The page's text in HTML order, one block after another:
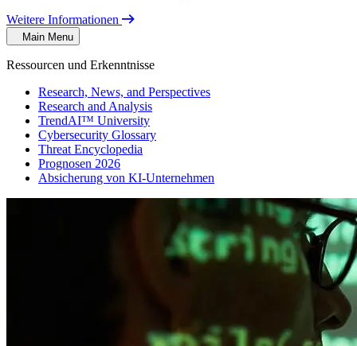
Weitere Informationen
Main Menu
Ressourcen und Erkenntnisse
Research, News, and Perspectives
Research and Analysis
TrendAI™ University
Cybersecurity Glossary
Threat Encyclopedia
Prognosen 2026
Absicherung von KI-Unternehmen